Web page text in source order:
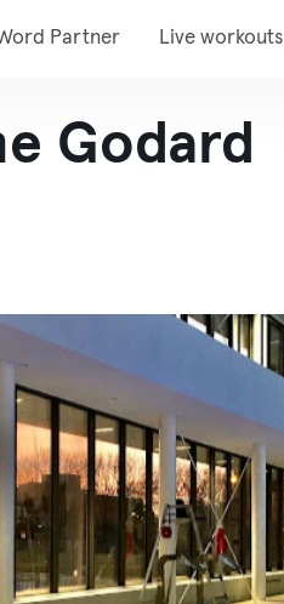
Partner Live workouts
Godard